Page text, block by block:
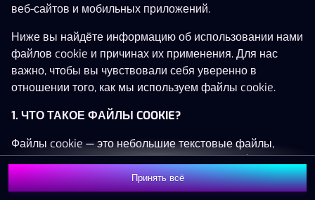
веб-сайтов и мобильных приложений.
Ниже вы найдёте информацию об использовании нами
файлов cookie и причинах их применения. Для нас
важно, чтобы вы чувствовали себя уверенно в
отношении того, как мы используем файлы cookie.
1. ЧТО ТАКОЕ ФАЙЛЫ COOKIE?
Файлы cookie — это небольшие текстовые файлы,
которые сохраняются на вашем устройстве (например,
на компьютере, мобильном телефоне или планшете)
при посещении наших веб-сайтов. Размещение
Принять всё